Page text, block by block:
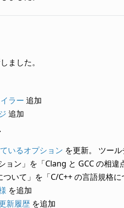
ました。
ラー 追加
追加
いるオプション を更新。 ツー
ョン」を「Clang と GCC の相
ついて」を「C/C++ の言語規格
を追加
新履歴を追加